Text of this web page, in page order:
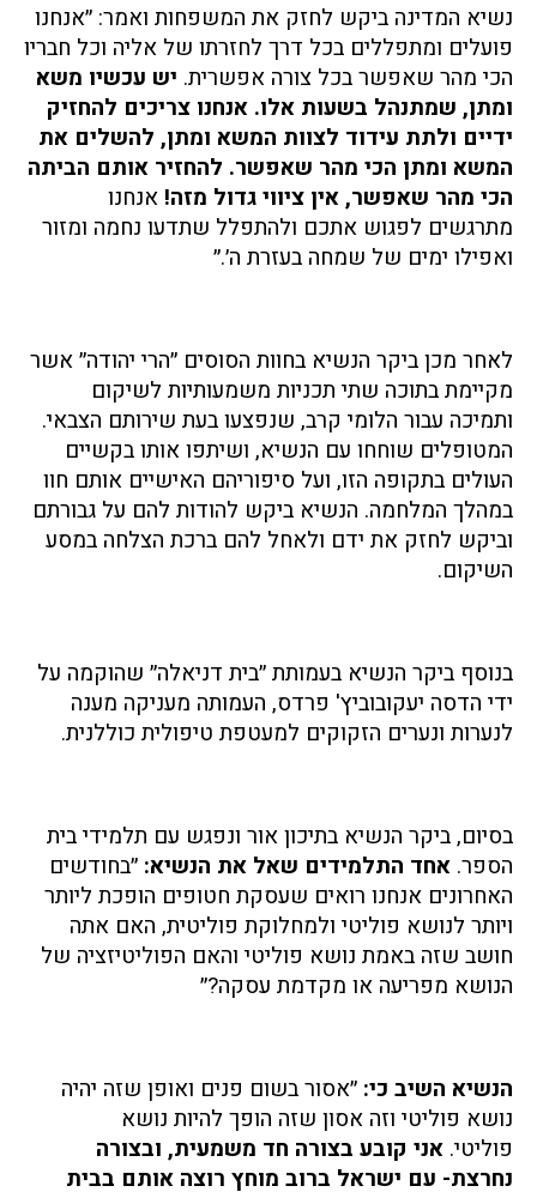
נשיא המדינה ביקש לחזק את המשפחות ואמר: ״אנחנו
פועלים ומתפללים בכל דרך לחזרתו של אליה וכל חבריו
הכי מהר שאפשר בכל צורה אפשרית. יש עכשיו משא
ומתן, שמתנהל בשעות אלו. אנחנו צריכים להחזיק
ידיים ולתת עידוד לצוות המשא ומתן, להשלים את
המשא ומתן הכי מהר שאפשר. להחזיר אותם הביתה
הכי מהר שאפשר, אין ציווי גדול מזה! אנחנו
מתרגשים לפגוש אתכם ולהתפלל שתדעו נחמה ומזור
ואפילו ימים של שמחה בעזרת ה׳.״
לאחר מכן ביקר הנשיא בחוות הסוסים ״הרי יהודה״ אשר
מקיימת בתוכה שתי תכניות משמעותיות לשיקום
ותמיכה עבור הלומי קרב, שנפצעו בעת שירותם הצבאי.
המטופלים שוחחו עם הנשיא, ושיתפו אותו בקשיים
העולים בתקופה הזו, ועל סיפוריהם האישיים אותם חוו
במהלך המלחמה. הנשיא ביקש להודות להם על גבורתם
וביקש לחזק את ידם ולאחל להם ברכת הצלחה במסע
השיקום.
בנוסף ביקר הנשיא בעמותת ״בית דניאלה״ שהוקמה על
ידי הדסה יעקובוביץ' פרדס, העמותה מעניקה מענה
לנערות ונערים הזקוקים למעטפת טיפולית כוללנית.
בסיום, ביקר הנשיא בתיכון אור ונפגש עם תלמידי בית
הספר. אחד התלמידים שאל את הנשיא: ״בחודשים
האחרונים אנחנו רואים שעסקת חטופים הופכת ליותר
ויותר לנושא פוליטי ולמחלוקת פוליטית, האם אתה
חושב שזה באמת נושא פוליטי והאם הפוליטיזציה של
הנושא מפריעה או מקדמת עסקה?״
הנשיא השיב כי: ״אסור בשום פנים ואופן שזה יהיה
נושא פוליטי וזה אסון שזה הופך להיות נושא
פוליטי. אני קובע בצורה חד משמעית, ובצורה
נחרצת- עם ישראל ברוב מוחץ רוצה אותם בבית